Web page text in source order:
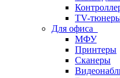
TV-
Для офиса
МФУ
Принтеры
Сканеры